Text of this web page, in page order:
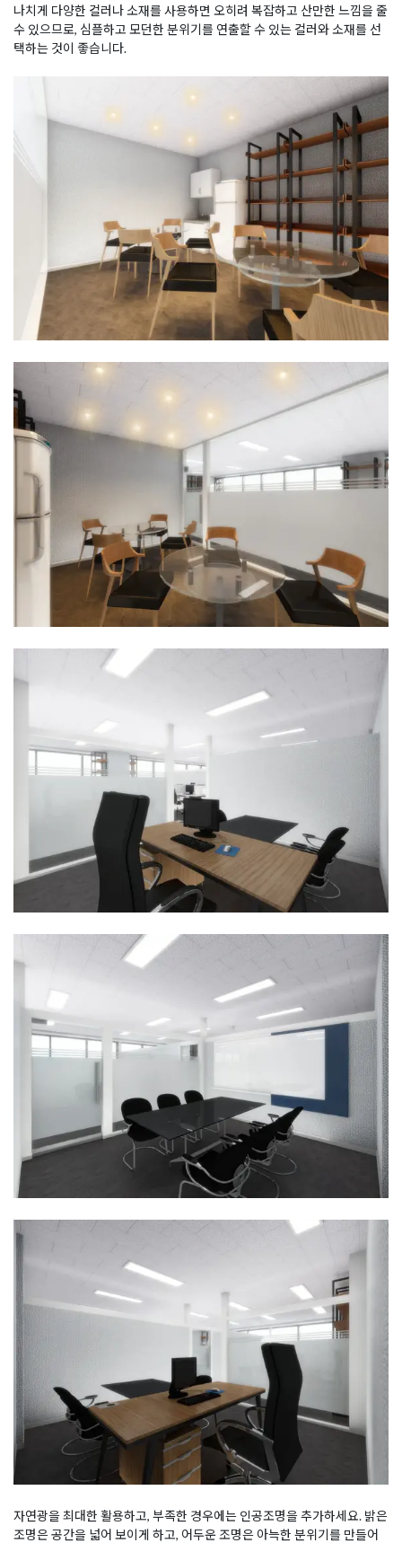
나치게 다양한 컬러나 소재를 사용하면 오히려 복잡하고 산만한 느낌을 줄
수 있으므로, 심플하고 모던한 분위기를 연출할 수 있는 컬러와 소재를 선
택하는 것이 좋습니다.
자연광을 최대한 활용하고, 부족한 경우에는 인공조명을 추가하세요. 밝은
조명은 공간을 넓어 보이게 하고, 어두운 조명은 아늑한 분위기를 만들어